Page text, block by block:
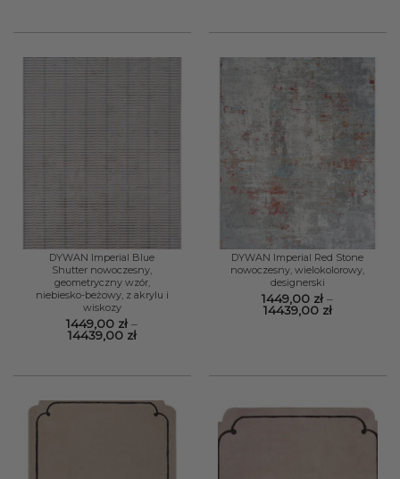
do
DYWAN Imperial Blue
Shutter nowoczesny,
geometryczny wzór,
niebiesko-beżowy, z akrylu i
wiskozy
1449,00 zł –
14439,00 złZakres
do
DYWAN Imperial Red Stone
nowoczesny, wielokolorowy,
designerski
1449,00 zł –
14439,00 złZakres